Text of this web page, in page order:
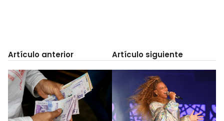
Artículo anterior Artículo siguiente